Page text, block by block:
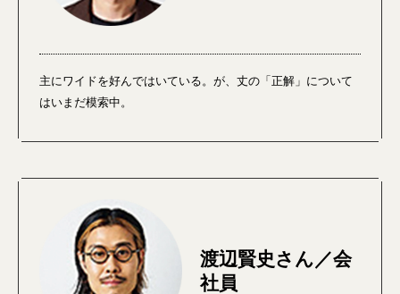
主にワイドを好んではいている。が、丈の「正解」について
はいまだ模索中。
渡辺賢史さん／会
社員